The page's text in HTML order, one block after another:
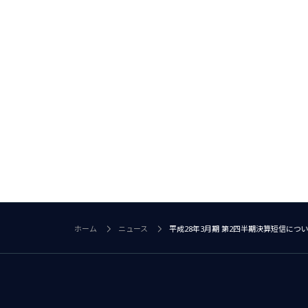
ホーム ニュース 平成28年3月期 第2四半期決算短信につ